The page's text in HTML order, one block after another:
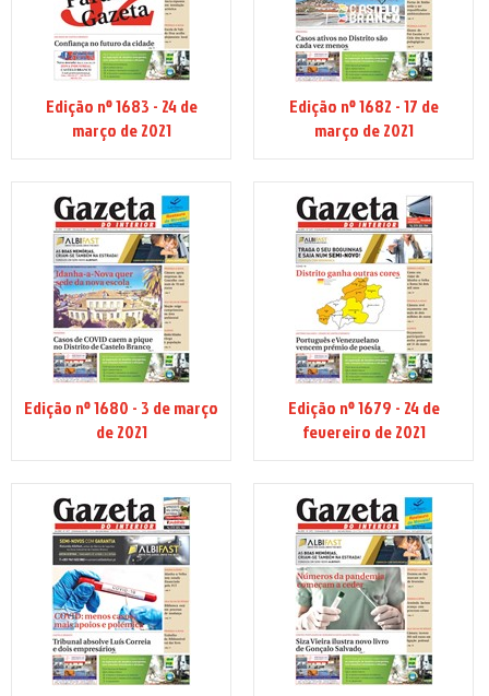
Edição nº 1683 - 24 de
março de 2021
Edição nº 1682 - 17 de
março de 2021
Edição nº 1680 - 3 de março
de 2021
Edição nº 1679 - 24 de
fevereiro de 2021